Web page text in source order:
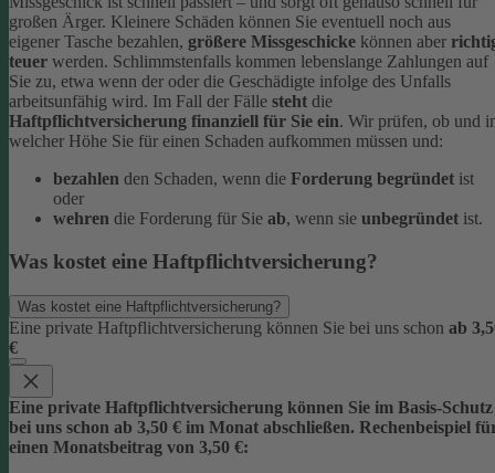
großen Ärger. Kleinere Schäden können Sie eventuell noch aus
eigener Tasche bezahlen, größere Missgeschicke können aber
teuer werden. Schlimmstenfalls kommen lebenslange Zahlungen auf
Sie zu, etwa wenn der oder die Geschädigte infolge des Unfalls
arbeitsunfähig wird. Im Fall der Fälle steht die
Haftpflichtversicherung finanziell für Sie ein. Wir prüfen, ob und
welcher Höhe Sie für einen Schaden aufkommen müssen und:
bezahlen den Schaden, wenn die Forderung begründet ist
oder
wehren die Forderung für Sie ab, wenn sie unbegründet ist.
Was kostet eine Haftpflichtversicherung?
Was kostet eine Haftpflichtversicherung?
Eine private Haftpflichtversicherung können Sie bei uns schon ab
€
Eine private Haftpflichtversicherung können Sie im Basis-Schutz
bei uns schon ab 3,50 € im Monat abschließen. Rechenbeispiel
einen Monatsbeitrag von 3,50 €: